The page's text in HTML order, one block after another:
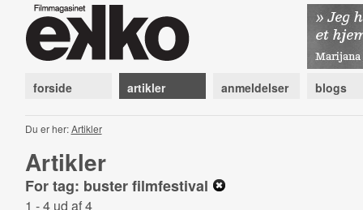
forside artikler anmeldelser blogs
Du er her:Artikler
Artikler
For tag: buster filmfestival
1 - 4 ud af 4